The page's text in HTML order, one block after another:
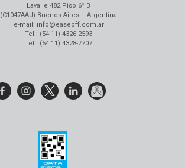
Lavalle 482 Piso 6° B
(C1047AAJ) Buenos Aires – Argentina
e-mail: info@easeoff.com.ar
Tel.: (54 11) 4326-2593
Tel.: (54 11) 4328-7707